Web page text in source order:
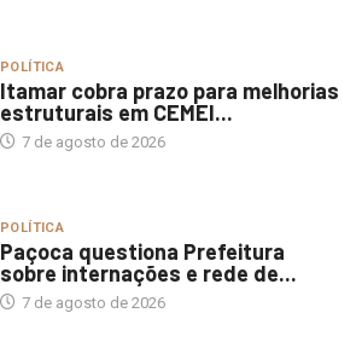
POLÍTICA
Itamar cobra prazo para melhorias
estruturais em CEMEI...
7 de agosto de 2026
POLÍTICA
Paçoca questiona Prefeitura
sobre internações e rede de...
7 de agosto de 2026